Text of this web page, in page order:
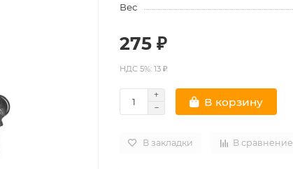
Вес
275 ₽
НДС 5%: 13 ₽
В корзину
В закладки В сравнение